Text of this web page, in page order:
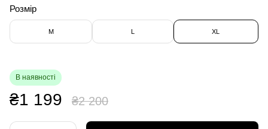
Розмір
M L XL
В наявності
₴1 199 ₴2 200